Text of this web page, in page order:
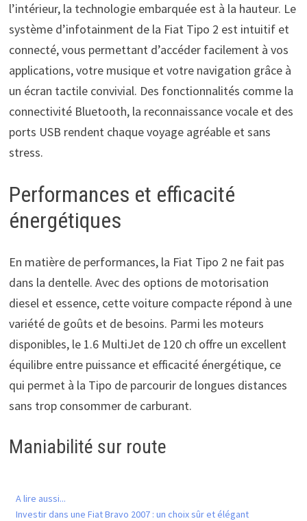
l’intérieur, la technologie embarquée est à la hauteur. Le
système d’infotainment de la Fiat Tipo 2 est intuitif et
connecté, vous permettant d’accéder facilement à vos
applications, votre musique et votre navigation grâce à
un écran tactile convivial. Des fonctionnalités comme la
connectivité Bluetooth, la reconnaissance vocale et des
ports USB rendent chaque voyage agréable et sans
stress.
Performances et efficacité
énergétiques
En matière de performances, la Fiat Tipo 2 ne fait pas
dans la dentelle. Avec des options de motorisation
diesel et essence, cette voiture compacte répond à une
variété de goûts et de besoins. Parmi les moteurs
disponibles, le 1.6 MultiJet de 120 ch offre un excellent
équilibre entre puissance et efficacité énergétique, ce
qui permet à la Tipo de parcourir de longues distances
sans trop consommer de carburant.
Maniabilité sur route
A lire aussi...
Investir dans une Fiat Bravo 2007 : un choix sûr et élégant